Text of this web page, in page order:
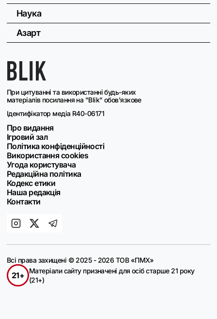
При цитуванні та використанні будь-яких
матеріалів посилання на "Blik" обов'язкове
Ідентифікатор медіа R40-06171
Про видання
Ігровий зал
Політика конфіденційності
Використання cookies
Угода користувача
Редакційна політика
Кодекс етики
Наша редакція
Контакти
Наука
Азарт
Всі права захищені © 2025 - 2026 ТОВ «ПМХ»
21+
Матеріали сайту призначені для осіб старше 21 року
(21+)